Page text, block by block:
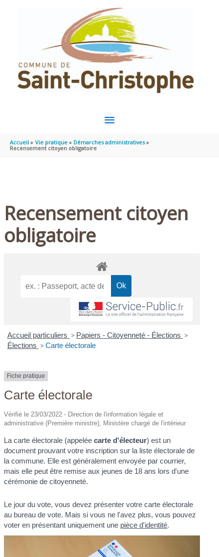
MENU
PRINCIPAL
Accueil Vie pratique
Démarches administratives
Recensement citoyen obligatoire
Recensement citoyen
obligatoire
Accueil particuliers > Papiers - Citoyenneté - Élections >
Élections > Carte électorale
Fiche pratique
Carte électorale
Vérifié le 23/03/2022 - Direction de l'information légale et
administrative (Première ministre), Ministère chargé de l'intérieur
La carte électorale (appeléecarte d'électeur) est un
document prouvant votre inscription sur la liste électorale de
la commune. Elle est généralement envoyée par courrier,
mais elle peut être remise aux jeunes de 18 ans lors d'une
cérémonie de citoyenneté.
Le jour du vote, vous devez présenter votre carte électorale
au bureau de vote. Mais si vous ne l'avez plus, vous pouvez
voter en présentant uniquement une pièce d'identité.